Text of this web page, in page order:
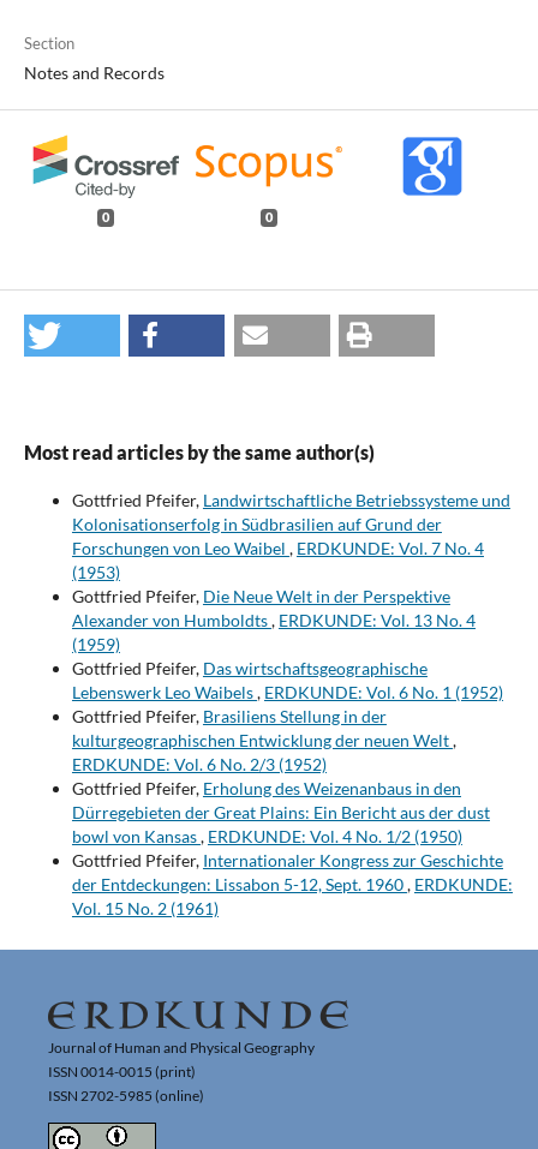
Section
Notes and Records
0 0
Most read articles by the same author(s)
Gottfried Pfeifer, Landwirtschaftliche Betriebssysteme und
Kolonisationserfolg in Südbrasilien auf Grund der
Forschungen von Leo Waibel , ERDKUNDE: Vol. 7 No. 4
(1953)
Gottfried Pfeifer, Die Neue Welt in der Perspektive
Alexander von Humboldts, ERDKUNDE: Vol. 13 No. 4
(1959)
Gottfried Pfeifer, Das wirtschaftsgeographische
Lebenswerk Leo Waibels, ERDKUNDE: Vol. 6 No. 1 (1952)
Gottfried Pfeifer, Brasiliens Stellung in der
kulturgeographischen Entwicklung der neuen Welt,
ERDKUNDE: Vol. 6 No. 2/3 (1952)
Gottfried Pfeifer, Erholung des Weizenanbaus in den
Dürregebieten der Great Plains: Ein Bericht aus der dust
bowl von Kansas, ERDKUNDE: Vol. 4 No. 1/2 (1950)
Gottfried Pfeifer, Internationaler Kongress zur Geschichte
der Entdeckungen: Lissabon 5-12, Sept. 1960, ERDKUNDE:
Vol. 15 No. 2 (1961)
Journal of Human and Physical Geography
ISSN 0014-0015 (print)
ISSN 2702-5985 (online)